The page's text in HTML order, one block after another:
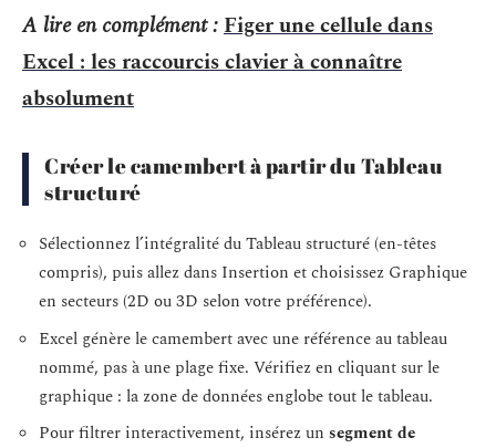
A lire en complément :Figer une cellule dans
Excel : les raccourcis clavier à connaître
absolument
Créer le camembert à partir du Tableau
structuré
Sélectionnez l’intégralité du Tableau structuré (en-têtes
compris), puis allez dans Insertion et choisissez Graphique
en secteurs (2D ou 3D selon votre préférence).
Excel génère le camembert avec une référence au tableau
nommé, pas à une plage fixe. Vérifiez en cliquant sur le
graphique : la zone de données englobe tout le tableau.
Pour filtrer interactivement, insérez un segment de